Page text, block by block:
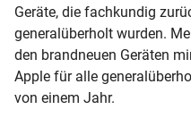
Geräte, die fachkundig
generalüberholt wurden.
den brandneuen Geräten
Apple für alle
von einem Jahr.